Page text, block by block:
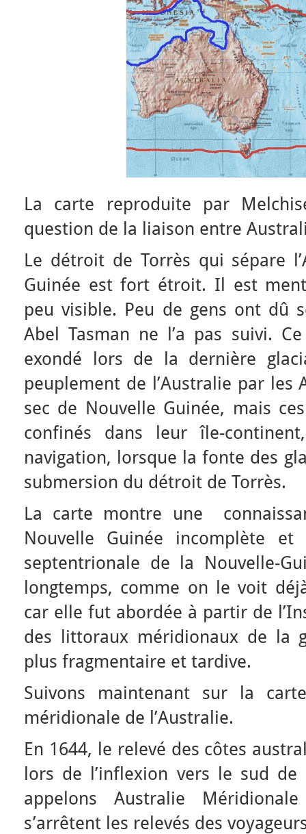
La carte reproduite par
question de la liaison entre
Le détroit de Torrès qui sépare
Guinée est fort étroit. Il est
peu visible. Peu de gens ont dû
Abel Tasman ne l’a pas suivi.
exondé lors de la dernière
peuplement de l’Australie par les
sec de Nouvelle Guinée, mais
confinés dans leur île-
navigation, lorsque la fonte des
submersion du détroit de Torrès.
La carte montre une
Nouvelle Guinée incomplète et
septentrionale de la Nouvelle-
longtemps, comme on le voit
car elle fut abordée à partir de
des littoraux méridionaux de la
plus fragmentaire et tardive.
Suivons maintenant sur la
méridionale de l’Australie.
En 1644, le relevé des côtes
lors de l’inflexion vers le sud
appelons Australie
s’arrêtent les relevés des